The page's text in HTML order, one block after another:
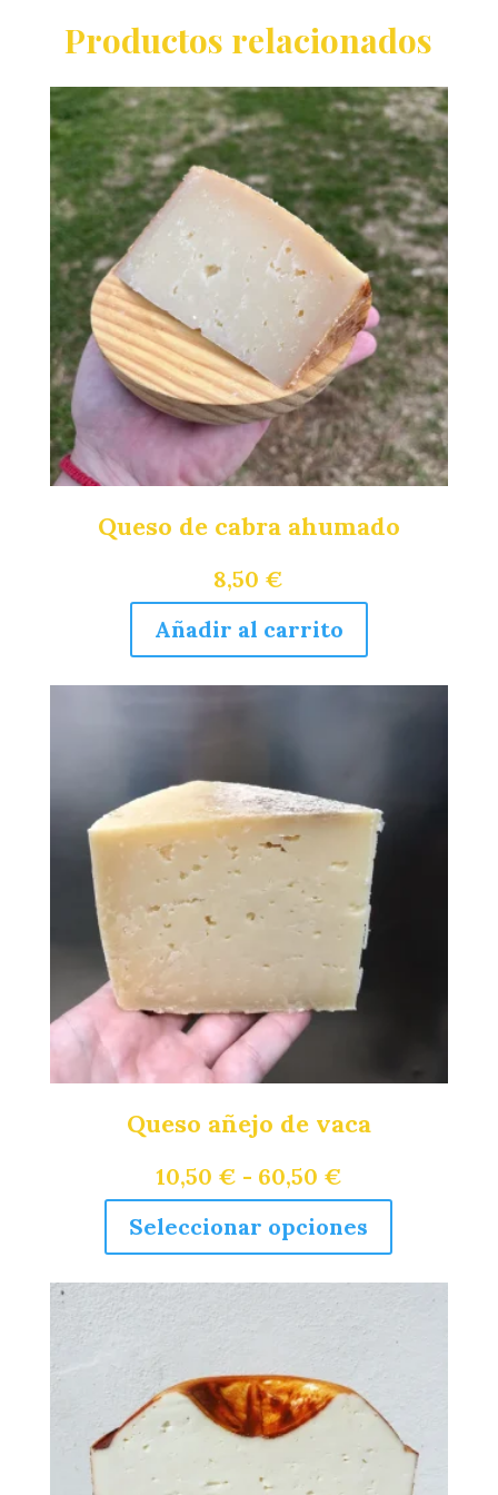
Productos relacionados
Queso de cabra ahumado
8,50 €
Añadir al carrito
Queso añejo de vaca
10,50 € - 60,50 €RANGO
DE
PRECIOS:
10,50 €
HASTA
60,50 €
Seleccionar opciones
pueden
elegir